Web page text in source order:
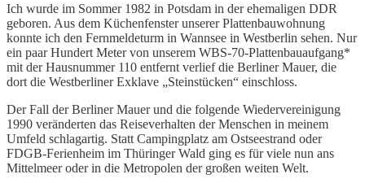
Ich wurde im Sommer 1982 in Potsdam in der ehemaligen DDR
geboren. Aus dem Küchenfenster unserer Plattenbauwohnung
konnte ich den Fernmeldeturm in Wannsee in Westberlin sehen. Nur
ein paar Hundert Meter von unserem WBS-70-Plattenbauaufgang*
mit der Hausnummer 110 entfernt verlief die Berliner Mauer, die
dort die Westberliner Exklave „Steinstücken“ einschloss.
Der Fall der Berliner Mauer und die folgende Wiedervereinigung
1990 veränderten das Reiseverhalten der Menschen in meinem
Umfeld schlagartig. Statt Campingplatz am Ostseestrand oder
FDGB-Ferienheim im Thüringer Wald ging es für viele nun ans
Mittelmeer oder in die Metropolen der großen weiten Welt.